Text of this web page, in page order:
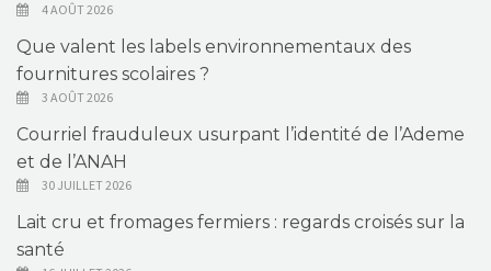
4 AOÛT 2026
Que valent les labels environnementaux des
fournitures scolaires ?
3 AOÛT 2026
Courriel frauduleux usurpant l’identité de l’Ademe
et de l’ANAH
30 JUILLET 2026
Lait cru et fromages fermiers : regards croisés sur la
santé